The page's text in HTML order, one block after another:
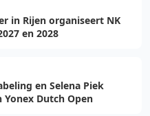
in Rijen organiseert NK
en 2028
en Selena Piek
Dutch Open